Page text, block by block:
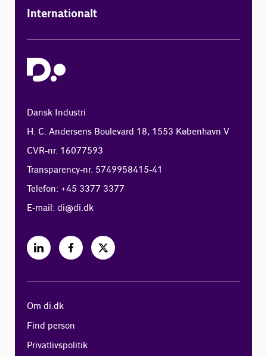
Internationalt
Dansk Industri
H. C. Andersens Boulevard 18, 1553 København V
CVR-nr. 16077593
Transparency-nr. 5749958415-41
Telefon: +45 3377 3377
E-mail:di@di.dk
Om di.dk
Find person
Privatlivspolitik